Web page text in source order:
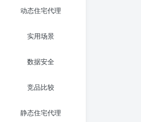
动态住宅代理
实用场景
数据安全
竞品比较
静态住宅代理